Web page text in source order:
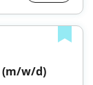
(m/w/d)